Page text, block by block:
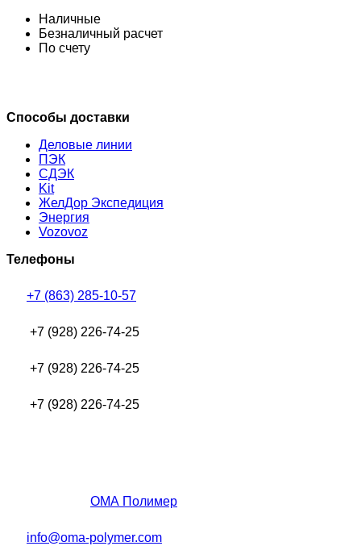
Наличные
Безналичный расчет
По счету
Способы доставки
Деловые линии
ПЭК
СДЭК
Kit
ЖелДор Экспедиция
Энергия
Vozovoz
Телефоны
+7 (863) 285-10-57
+7 (928) 226-74-25
+7 (928) 226-74-25
+7 (928) 226-74-25
ОМА Полимер
info@oma-polymer.com